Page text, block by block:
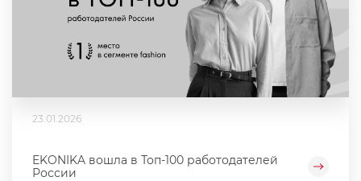
23.01.2026
EKONIKA вошла в Топ-100 работодателей
России